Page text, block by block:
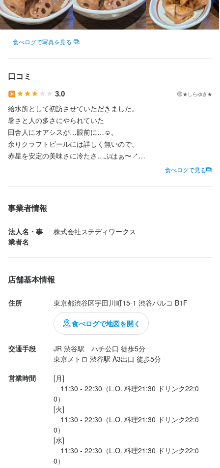
食べログで写真を見る
口コミ
3.0 ★しらゆき★
給水所として初訪させていただきました。
暑さと人の多さにやられていた
田舎人にオアシスが…眼前に…☺︎。
余りクラフトビールには詳しく無いので、
赤星を安定の美味さに冷たさ…ぷはぁ〜↗︎
比較的余裕のある店内に店員さんの接客も
気持ち良いです。
ごちそうさまでした♪
食べログで見る
事業者情報
法人名・事
業者名
株式会社ステディワークス
店舗基本情報
住所 東京都渋谷区宇田川町15-1 渋谷パルコ B1F
食べログで地図を開く
交通手段
JR 渋谷駅　ハチ公口 徒歩5分
東京メトロ 渋谷駅 A3出口 徒歩5分
営業時間
[月]
11:30 - 22:30（L.O. 料理21:30 ドリンク22:0
0）
[火]
11:30 - 22:30（L.O. 料理21:30 ドリンク22:0
0）
[水]
11:30 - 22:30（L.O. 料理21:30 ドリンク22:0
0）
ちょっと料理やってみたいという方でも大歓迎です。
店名
立飲みビールボーイ 渋谷パルコ店
勤務地
東京都渋谷区宇田川町15-1 渋谷パルコ B1F
法人名・事業者名
株式会社ステディワークス